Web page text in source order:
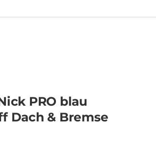
PRO blau
Dach & Bremse